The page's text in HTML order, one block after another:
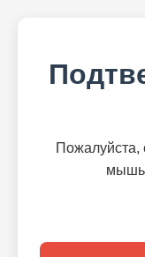
Пожалуйста,